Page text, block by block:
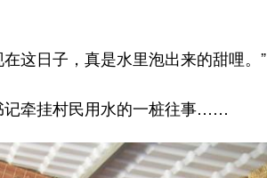
这日子，真是水里泡出来的甜哩。”
牵挂村民用水的一桩往事……